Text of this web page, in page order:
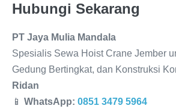
Hubungi Sekarang
PT Jaya Mulia Mandala
Spesialis Sewa Hoist Crane Jember
Gedung Bertingkat, dan Konstruksi
Ridan
📱 WhatsApp: 0851 3479 5964